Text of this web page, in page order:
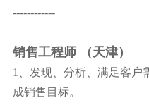
------------
销售工程师 （天津）
1、发现、分析、满足客户
成销售目标。